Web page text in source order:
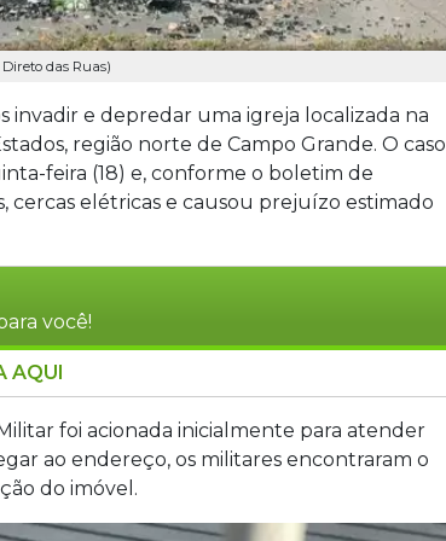
das Ruas)
invadir e depredar uma igreja localizada na
região norte de Campo Grande. O caso
feira (18) e, conforme o boletim de
cercas elétricas e causou prejuízo estimado
você!
em situação de rua, foi preso em flagrante
Aracruz, no Bairro Parque Novos
desta quinta-feira (18). O suspeito
causando prejuízo de R$ 22 mil. Ele foi
AQUI
foi acionada inicialmente para atender
ao endereço, os militares encontraram o
do imóvel.